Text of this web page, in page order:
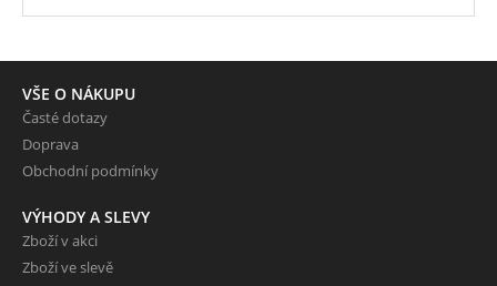
VŠE O NÁKUPU
Časté dotazy
Doprava
Obchodní podmínky
VÝHODY A SLEVY
Zboží v akci
Zboží ve slevě